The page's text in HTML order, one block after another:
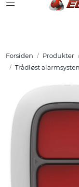
Skip to main
Toggle navigation
Forsiden Produkter
Trådløst
Løsninger
Hjelpesenter
Kurs
Nettbutikk